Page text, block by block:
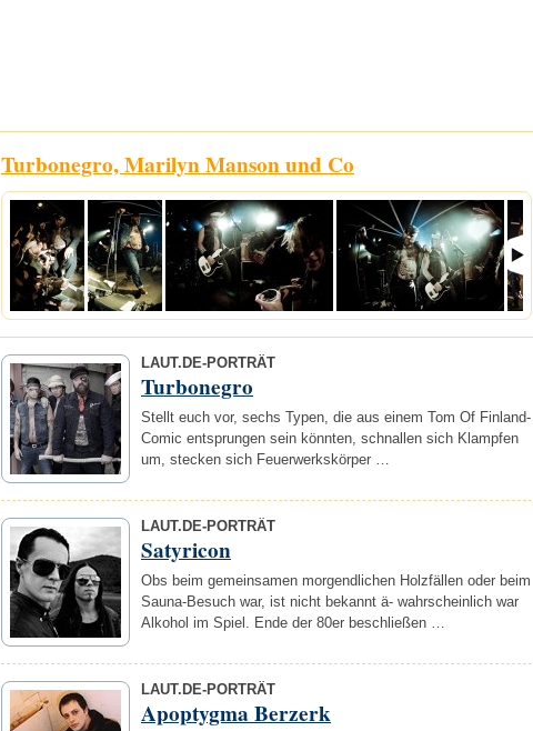
Turbonegro, Marilyn Manson und Co
LAUT.DE-PORTRÄT
Turbonegro
Stellt euch vor, sechs Typen, die aus einem Tom Of Finland-
Comic entsprungen sein könnten, schnallen sich Klampfen
um, stecken sich Feuerwerkskörper …
LAUT.DE-PORTRÄT
Satyricon
Obs beim gemeinsamen morgendlichen Holzfällen oder beim
Sauna-Besuch war, ist nicht bekannt ä- wahrscheinlich war
Alkohol im Spiel. Ende der 80er beschließen …
LAUT.DE-PORTRÄT
Apoptygma Berzerk